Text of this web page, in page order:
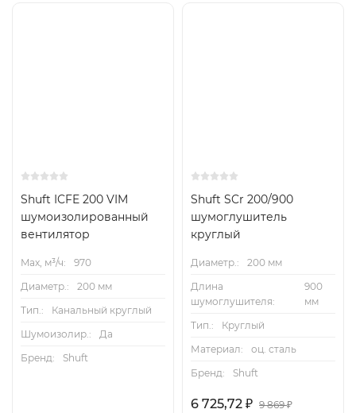
Shuft ICFE 200 VIM
шумоизолированный
вентилятор
Max, м³/ч:
970
Диаметр.:
200 мм
Тип.:
Канальный круглый
Шумоизолир.:
Да
Бренд:
Shuft
Shuft SCr 200/900
шумоглушитель
круглый
Диаметр.:
200 мм
Длина
шумоглушителя:
900
мм
Тип.:
Круглый
Материал:
оц. сталь
Бренд:
Shuft
6 725,72 ₽ 9 869₽